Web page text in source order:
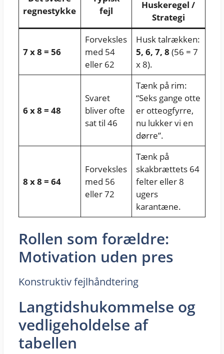
regnestykke
fejl
Huskeregel /
Strategi
7 x 8 = 56
Forveksles
med 54
eller 62
Husk talrækken:
5, 6, 7, 8 (56 = 7
x 8).
6 x 8 = 48
Svaret
bliver ofte
sat til 46
Tænk på rim:
“Seks gange otte
er otteogfyrre,
nu lukker vi en
dørre”.
8 x 8 = 64
Forveksles
med 56
eller 72
Tænk på
skakbrættets 64
felter eller 8
ugers
karantæne.
Rollen som forældre:
Motivation uden pres
Konstruktiv fejlhåndtering
Langtidshukommelse og
vedligeholdelse af
tabellen